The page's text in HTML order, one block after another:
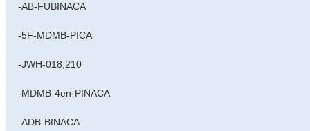
-AB-FUBINACA
-5F-MDMB-PICA
-JWH-018,210
-MDMB-4en-PINACA
-ADB-BINACA